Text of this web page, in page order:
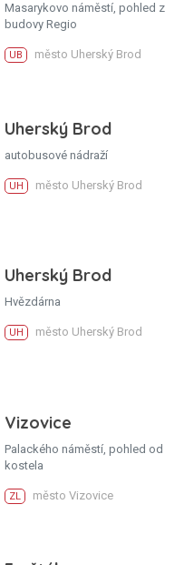
Masarykovo náměstí, pohled z
budovy Regio
UB město Uherský Brod
Uherský Brod
autobusové nádraží
UH město Uherský Brod
Uherský Brod
Hvězdárna
UH město Uherský Brod
Vizovice
Palackého náměstí, pohled od
kostela
ZL město Vizovice